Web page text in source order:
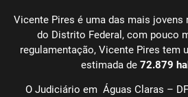
Vicente Pires é uma das mais
do Distrito Federal, com pouco
regulamentação, Vicente Pires tem
estimada de 72.879
O Judiciário em Águas Claras –